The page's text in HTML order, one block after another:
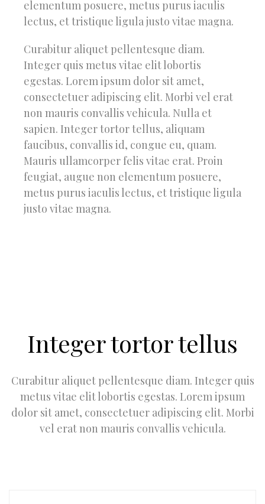
elementum posuere, metus purus iaculis
lectus, et tristique ligula justo vitae magna.
Curabitur aliquet pellentesque diam.
Integer quis metus vitae elit lobortis
egestas. Lorem ipsum dolor sit amet,
consectetuer adipiscing elit. Morbi vel erat
non mauris convallis vehicula. Nulla et
sapien. Integer tortor tellus, aliquam
faucibus, convallis id, congue eu, quam.
Mauris ullamcorper felis vitae erat. Proin
feugiat, augue non elementum posuere,
metus purus iaculis lectus, et tristique ligula
justo vitae magna.
Integer tortor tellus
Curabitur aliquet pellentesque diam. Integer quis
metus vitae elit lobortis egestas. Lorem ipsum
dolor sit amet, consectetuer adipiscing elit. Morbi
vel erat non mauris convallis vehicula.